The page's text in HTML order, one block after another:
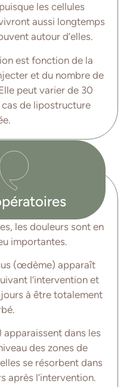
les cellules
aussi longtemps
autour d’elles.
est fonction de la
et du nombre de
peut varier de 30
cas de lipostructure
les douleurs sont en
importantes.
(œdème) apparaît
l’intervention et
à être totalement
apparaissent dans les
des zones de
se résorbent dans
après l’intervention.